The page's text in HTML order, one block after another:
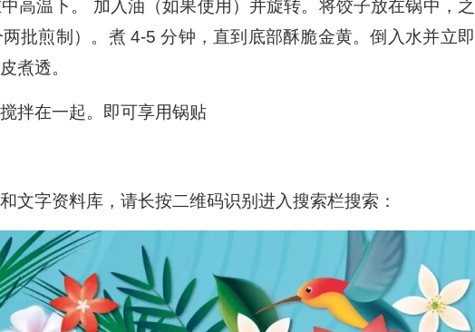
高温下。 加入油（如果使用）并旋转。将饺子放在锅中，之
批煎制）。煮 4-5 分钟，直到底部酥脆金黄。倒入水并立即
煮透。
拌在一起。即可享用锅贴
文字资料库，请长按二维码识别进入搜索栏搜索：